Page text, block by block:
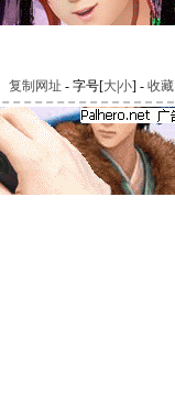
复制网址 - 字号[大|小] - 收藏